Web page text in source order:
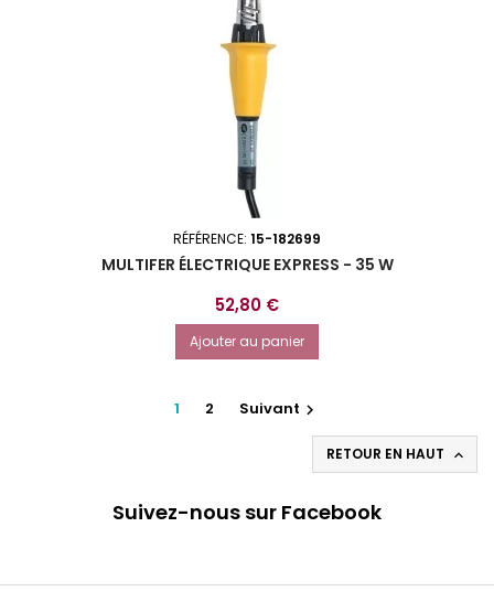
RÉFÉRENCE: 15-182699
MULTIFER ÉLECTRIQUE EXPRESS - 35 W
Prix
52,80 €
Ajouter au panier
1 2 Suivant 
RETOUR EN HAUT 
Suivez-nous sur Facebook